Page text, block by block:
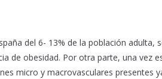
del 6- 13% de la población adulta,
de obesidad. Por otra parte, una vez
micro y macrovasculares presentes